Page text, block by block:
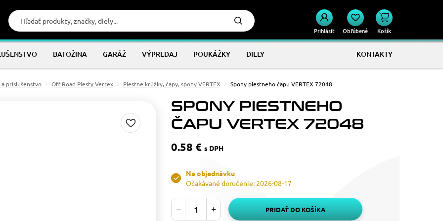
Prihlásiť Obľúbené Košík
BATOŽINA GARÁŽ VÝPREDAJ POUKÁŽKY DIELY KONTAKTY
a príslušenstvo Off Road Piesty Vertex Piestne krúžky, čapy, spony VERTEX Spony piestneho čapu VERTEX 72048
SPONY PIESTNEHO
ČAPU VERTEX 72048
0.58 € s DPH
Na objednávku
Očakávané doručenie: 2026-08-17
PRIDAŤ DO KOŠÍKA